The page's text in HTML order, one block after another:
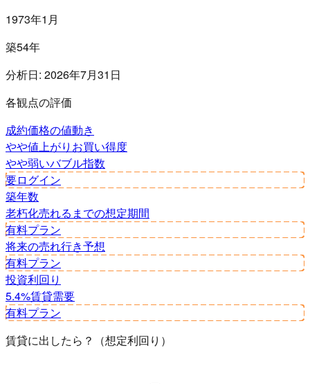
1973年1月
築54年
分析日: 2026年7月31日
各観点の評価
成約価格の値動き
やや値上がり お買い得度
やや弱いバブル指数
要ログイン
築年数
老朽化売れるまでの想定期間
有料プラン
将来の売れ行き予想
有料プラン
投資利回り
5.4%賃貸需要
有料プラン
賃貸に出したら？（想定利回り）